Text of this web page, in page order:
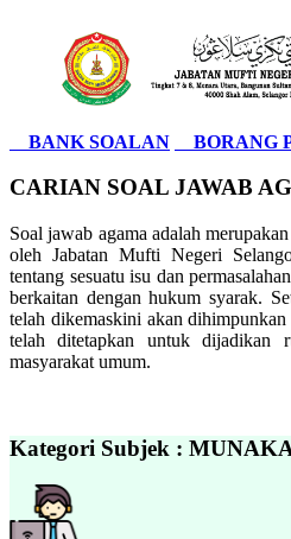
BANK SOALAN BORANG
CARIAN SOAL JAWAB
Soal jawab agama adalah
oleh Jabatan Mufti Negeri
tentang sesuatu isu dan
berkaitan dengan hukum syarak.
telah dikemaskini akan
telah ditetapkan untuk dijadikan
masyarakat umum.
Kategori Subjek :